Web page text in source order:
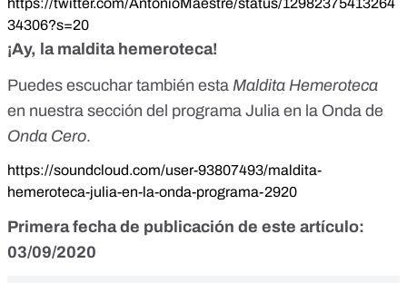
https://twitter.com/AntonioMaestre/status/12982375413264
34306?s=20
¡Ay, la maldita hemeroteca!
Puedes escuchar también esta Maldita Hemeroteca
en nuestra sección del programa Julia en la Onda de
Onda Cero.
https://soundcloud.com/user-93807493/maldita-
hemeroteca-julia-en-la-onda-programa-2920
Primera fecha de publicación de este artículo:
03/09/2020